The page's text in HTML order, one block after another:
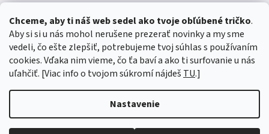
Chceme, aby ti náš web sedel ako tvoje obľúbené tričko.
Aby si si u nás mohol nerušene prezerať novinky a my sme
vedeli, čo ešte zlepšiť, potrebujeme tvoj súhlas s používaním
cookies. Vďaka nim vieme, čo ťa baví a ako ti surfovanie u nás
uľahčiť. [Viac info o tvojom súkromí nájdeš TU.]
Nastavenie
+421 907947783
Vytvoril Shoptet
Copyright 2026marTee.sk. Všetky práva vyhradené.Upraviť